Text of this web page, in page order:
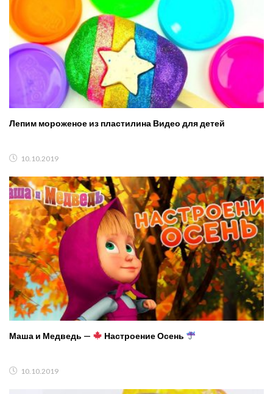
Лепим мороженое из пластилина Видео для детей
10.10.2019
Маша и Медведь — Настроение Осень
10.10.2019